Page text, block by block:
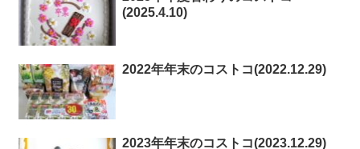
(2025.4.10)
2022年年末のコストコ(2022.12.29)
2023年年末のコストコ(2023.12.29)